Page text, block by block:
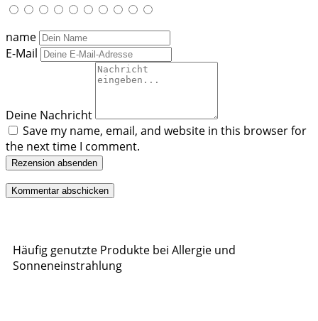
name
E-Mail
Deine Nachricht
Save my name, email, and website in this browser for
the next time I comment.
Rezension absenden
Häufig genutzte Produkte bei Allergie und
Sonneneinstrahlung